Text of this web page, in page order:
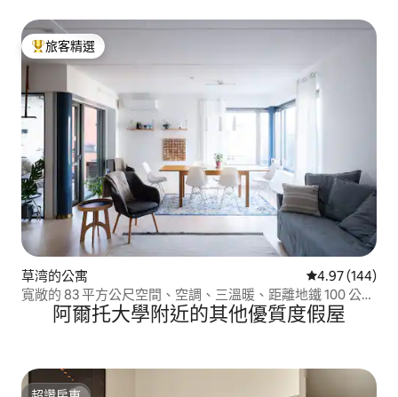
旅客精選榜首
旅客精選
草湾的公寓 從 144 則評價
4.97 (144)
寬敞的 83 平方公尺空間、空調、三溫暖、距離地鐵 100 公
尺、高速 Wi-Fi
阿爾托大學附近的其他優質度假屋